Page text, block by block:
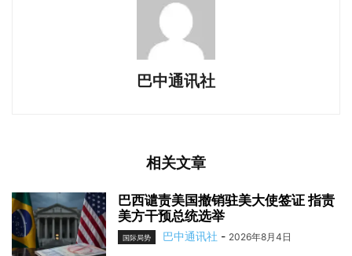
巴中通讯社
相关文章
巴西谴责美国撤销驻美大使签证 指责
美方干预总统选举
国际局势 巴中通讯社 - 2026年8月4日